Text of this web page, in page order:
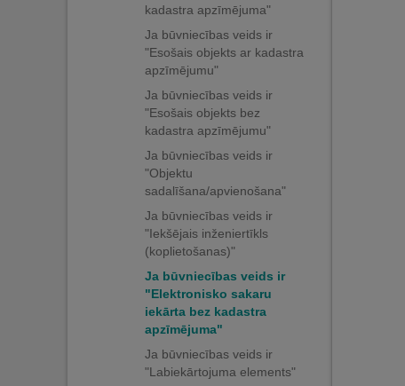
kadastra apzīmējuma"
Ja būvniecības veids ir
"Esošais objekts ar kadastra
apzīmējumu"
Ja būvniecības veids ir
"Esošais objekts bez
kadastra apzīmējumu"
Ja būvniecības veids ir
"Objektu
sadalīšana/apvienošana"
Ja būvniecības veids ir
"Iekšējais inženiertīkls
(koplietošanas)"
Ja būvniecības veids ir
"Elektronisko sakaru
iekārta bez kadastra
apzīmējuma"
Ja būvniecības veids ir
"Labiekārtojuma elements"